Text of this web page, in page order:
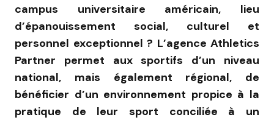
campus universitaire américain, lieu
d’épanouissement social, culturel et
personnel exceptionnel ? L’agence Athletics
Partner permet aux sportifs d’un niveau
national, mais également régional, de
bénéficier d’un environnement propice à la
pratique de leur sport conciliée à un